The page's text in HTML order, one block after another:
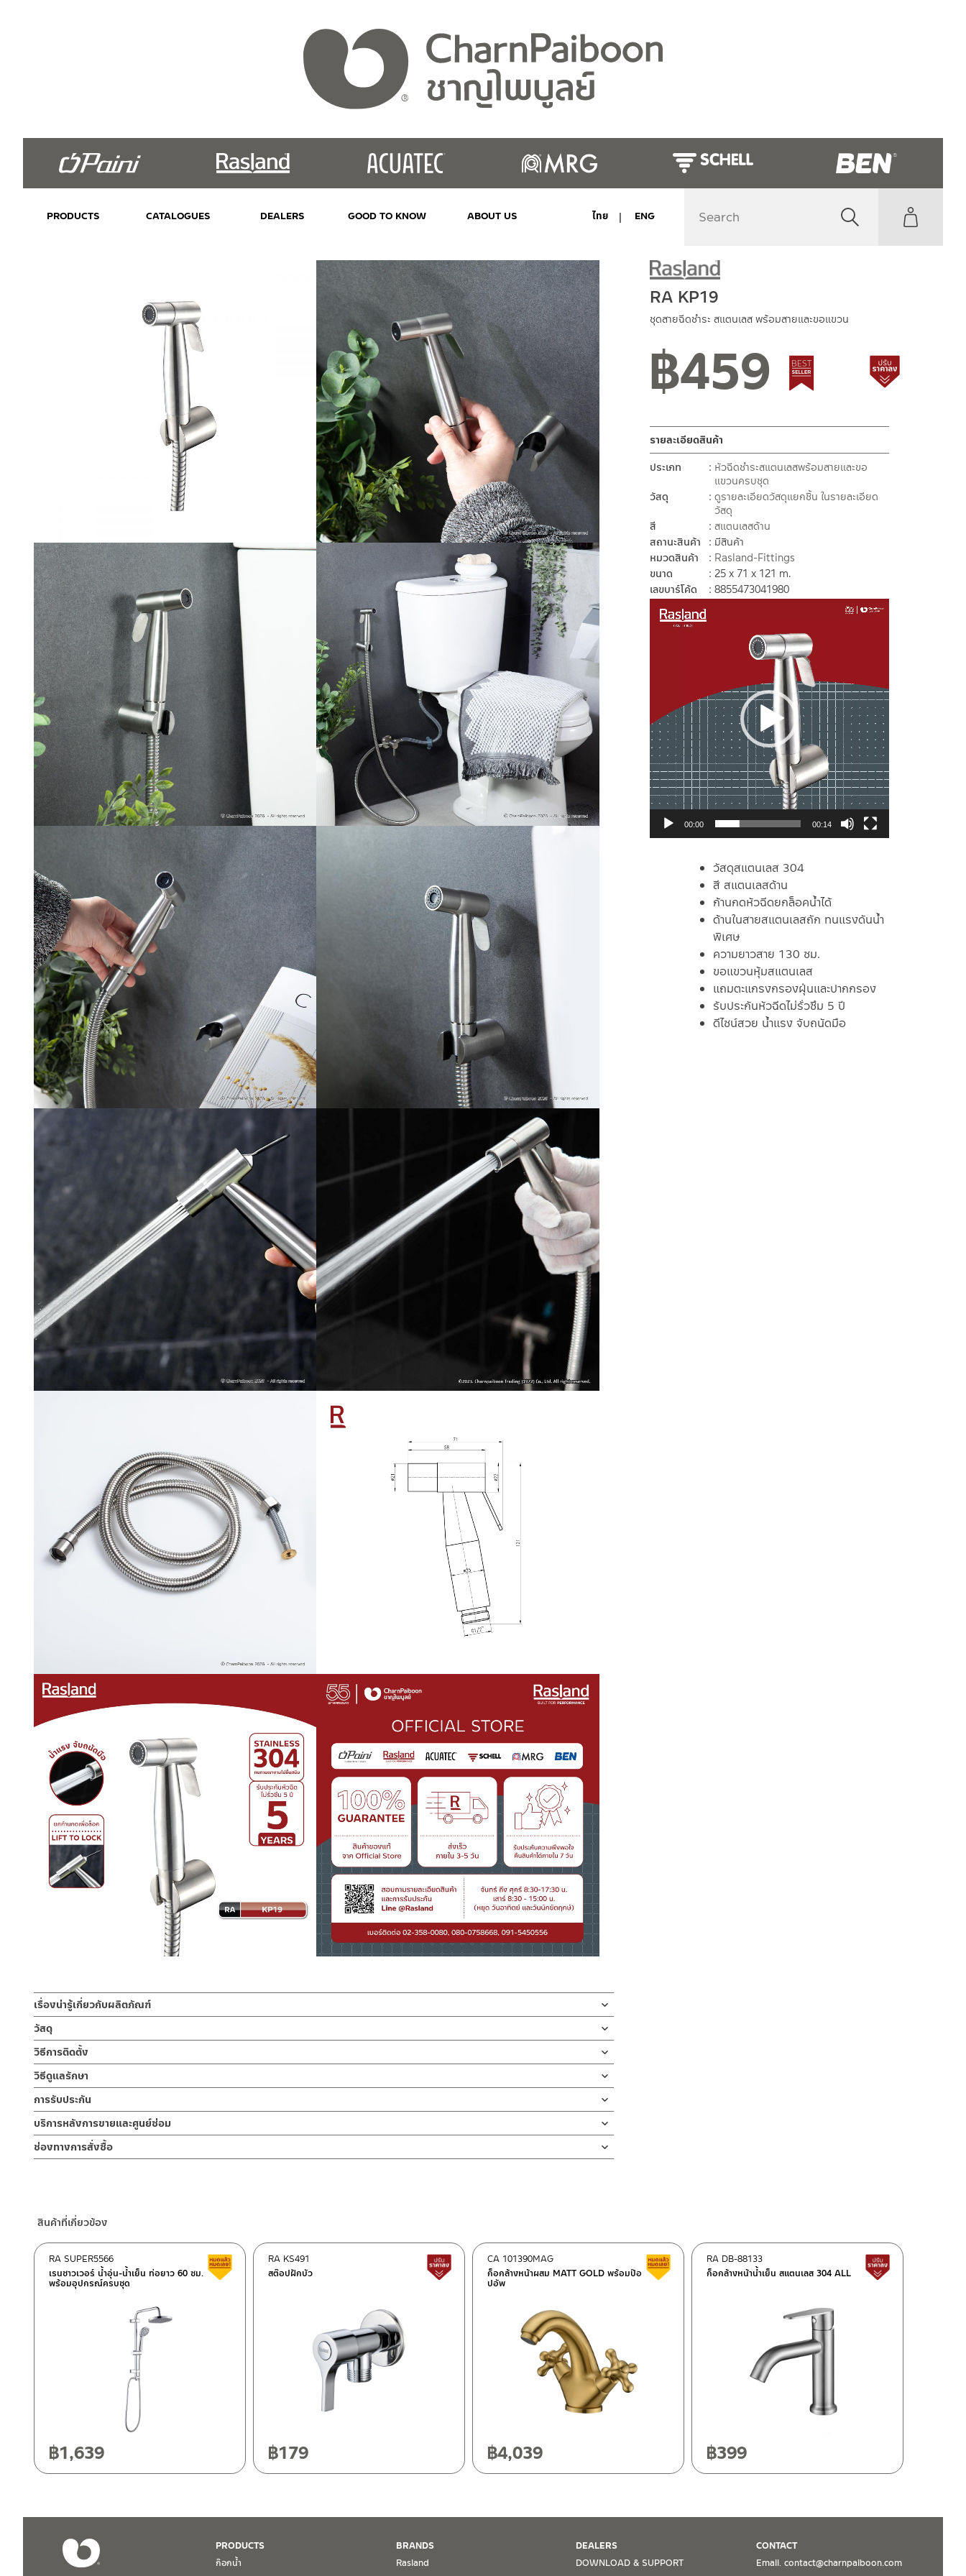
PRODUCTS CATALOGUES DEALERS GOOD TO KNOW ABOUT US ไทย ENG
RA KP19
ชุดสายฉีดชำระ สแตนเลส พร้อมสายและขอแขวน
฿459 Best Seller สินค้าขายดี
สถานะสินค้าขายปกติ
วัสดุสแตนเลส 304
สี สแตนเลสด้าน
ก้านกดหัวฉีดยกล็อคน้ำได้
ด้านในสายสแตนเลสถัก ทนแรงดันน้ำ
พิเศษ
ความยาวสาย 130 ซม.
ขอแขวนหุ้มสแตนเลส
แถมตะแกรงกรองฝุ่นและปากกรอง
รับประกันหัวฉีดไม่รั่วซึม 5 ปี
ดีไซน์สวย น้ำแรง จับถนัดมือ
รายละเอียดสินค้า
ประเภท
หัวฉีดชำระสแตนเลสพร้อมสายและขอ
แขวนครบชุด
วัสดุ
ดูรายละเอียดวัสดุแยกชิ้น ในรายละเอียด
วัสดุ
สี
สแตนเลสด้าน
สถานะสินค้า
มีสินค้า
หมวดสินค้า
Rasland-Fittings
ขนาด
25 x 71 x 121 m.
เลขบาร์โค้ด
8855473041980
ตัว
เล่น
00:00 00:14
เรื่องน่ารู้เกี่ยวกับผลิตภัณฑ์
ชุดสายฉีดชำระ สเปรย์ฉีดชำระ ผลิตจาก สแตนเลส เกรด 304 ไม่ขึ้นสนิม
มาพร้อมสายฝักบัวยาว 130 ซม. ด้านนอกหุ้มด้วยสแตนเลส สายด้านในสแตนเลสถัก
ข้อของสายผลิตจากสแตนเลส เกรด 304 หัวฉีดชำระสามารถหมุนปากกรองออกมาล้างได้
แถมอะไหล่ปากกรอง 1 ชิ้น
สายฉีดชำระผลิตจาก สแตนเลส เกรด 304 ทนทานเมื่อตกพื้น ต้านการการกัดกร่อนสูง และไม่ขึ้นสนิม
ไม่เป็นรอยคราบน้ำ หัวฉีดออกแบบให้น้ำออกมาในลักษณะนุ่มนวลเป็นสเปรย์ตรง สายของสายฉีดทนแรงดันน้ำเนื่องจากมีสายสแตนเลสถัก
เพื่อไม่ให้ไส้ยางด้านในบวม เมื่อเจอแรงดันน้ำมาก จึงทำให้ลดโอกาสรั่วของสาย โดยมีรับประกันหัวฉีดไม่รั่วซึม 5 ปี
วัสดุ
หัวฉีดชำระ
ผลิตจาก สแตนเลสเกรด 304
ขอแขวน
ผลิตจาก พลาสติก ABS หุ้ม สแตนเลส 304
สายฝักบัวยาว
ผลิตจาก สแตนเลส 304 ไส้ EPDM
วิธีการติดตั้ง
ข้อแนะนำในการติดตั้ง
สำหรับการติดตั้งใหม่ ให้ไล่ฝุ่น เศษทราย เศษท่อ ออกจากท่อน้ำก่อนติดตั้งสินค้า โดยปล่อยน้ำให้ไหลออกจากท่อนาน 1 นาที
เพื่อให้แรงน้ำพัดพาเศษละอองต่างๆ ออกจากท่อน้ำ มิเช่นนั้นสิ่งสกปรกจะเข้าไปภายในสินค้าและสร้างความเสียหายได้
หากตรวจพบเศษละอองต่างๆในสินค้า จะไม่อยู่ในเงื่อนไขการรับประกัน
วิธีดูแลรักษา
คำแนะนำในการดูแลรักษาผลิตภัณฑ์
1. ไม่ทำสินค้าให้เกิดความเสียหายอื่น ๆ นอกจากการใช้งานปกติ เช่นไม่ทำตก ไม่งัดหรือโยกสินค้าแรงๆ
2. ทำความสะอาดสินค้าโดยการใช้ผ้านุ่มๆชุบน้ำหมาดๆแล้วเช็ดให้แห้ง
3. ห้ามใช้สารเคมีที่มีฤทธิ์เป็นกรด ในการทำความสะอาด เนื่องจากผิวของสินค้าจะเสียหายได้
4. ห้ามใช้แปรง วัสดุแข็ง หยาบ ห้ามใช้ฝอยขัดทำความสะอาด ขัดหรือถู บนตัวสินค้า ซึ่งจะสร้างความเสียหายให้เกิดขึ้นกับผิวของสินค้าได้
การรับประกัน
รับประกันหัวฉีดไม่รั่วซึม 5 ปี
บริการหลังการขายและศูนย์ซ่อม
ช่องทางออนไลน์
– Email: contact@charnpaiboon.com
ศูนย์บริการและอะไหล่ กรุงเทพฯ
662/61-62 ถนน พระราม3 แขวงบางโพงพาง เขตยานนาวา กรุงเทพฯ 10120
โทร: 02-358-0080 / 080-075-8668 / 091-545-0556
ศูนย์บริการและอะไหล่เชียงใหม่
118/33 โครงการอรสิริน ม.8 ต.สันปูเลย อ.ดอยสะเก็ด เชียงใหม่ 50220
โทร: 080-075-2626
วันเสาร์ เวลา 8:30-15:00 น.
ช่องทางการสั่งซื้อ
– Shopee
–Lazada
– ซื้อสินค้าชิ้นนี้บน Shopee
<<
ซื้อสินค้าชิ้นนี้บน Lazada >>คลิกที่นี่<<
@charnpaiboon.sales
ติดต่อ ชาญไพบูลย์ / Contact Us
สินค้าที่เกี่ยวข้อง
เรนชาวเวอร์ น้ำอุ่น-น้ำเย็น ท่อยาว 60 ซม.
พร้อมอุปกรณ์ครบชุด
RA SUPER5566 สินค้าลดราคา เคลียร์สต็อก
฿1,639
สต๊อปฝักบัว
RA KS491 สินค้าปรับราคาลดลง
฿179
ก็อกล้างหน้าผสม MATT GOLD พร้อมป๊อ
ปอัพ
CA 101390MAG สินค้าลดราคา เคลียร์สต็อก
฿4,039
ก็อกล้างหน้าน้ำเย็น สแตนเลส 304 ALL
RA DB-88133 สินค้าปรับราคาลด
฿399
PRODUCTS
ก๊อกน้ำ
BRANDS
Rasland
DEALERS
DOWNLOAD & SUPPORT
CONTACT
Email. contact@charnpaiboon.com